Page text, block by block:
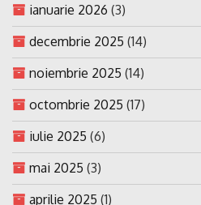
ianuarie 2026 (3)
decembrie 2025 (14)
noiembrie 2025 (14)
octombrie 2025 (17)
iulie 2025 (6)
mai 2025 (3)
aprilie 2025 (1)